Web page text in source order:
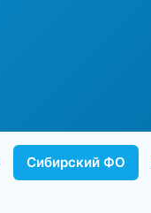
Сибирский ФО